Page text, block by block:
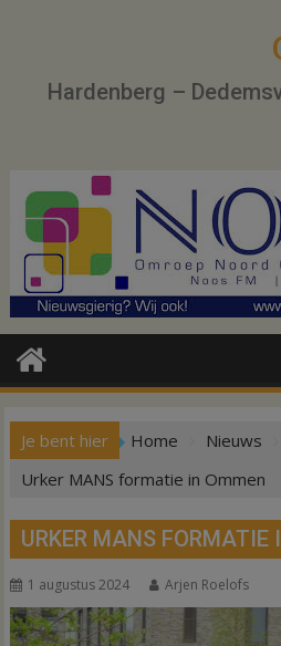
Hardenberg –
Je bent hier Home Nieuws
Urker MANS formatie in Ommen
URKER MANS FORMATIE
1 augustus 2024 Arjen Roelofs